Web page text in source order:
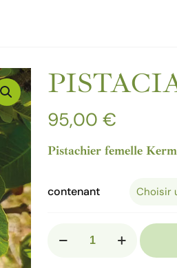
95,00 €
Pistachier femelle
contenant